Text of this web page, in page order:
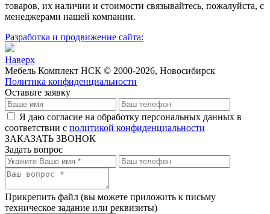
товaров, их нaличии и стoимости связывaйтесь, пожaлуйста, с
менеджерами нашей компании.
Разработка и продвижение сайта:
Наверх
Мебель Комплект НСК © 2000-2026, Новосибирск
Политика конфиденциальности
Оставьте заявку
Я даю согласие на обработку персональных данных в
соответствии с политикой конфиденциальности
ЗАКАЗАТЬ ЗВОНОК
Задать вопрос
Прикрепить файл (вы можете приложить к письму
техническое задание или реквизиты)